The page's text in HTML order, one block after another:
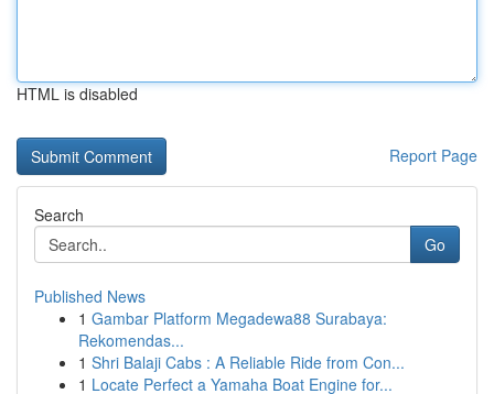
HTML is disabled
Report Page
Search
Go
Published News
1 Gambar Platform Megadewa88 Surabaya:
Rekomendas...
1 Shri Balaji Cabs : A Reliable Ride from Con...
1 Locate Perfect a Yamaha Boat Engine for...